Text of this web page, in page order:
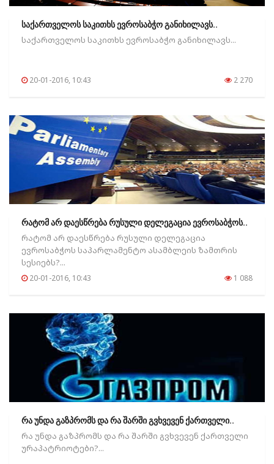
საქართველოს საკითხს ევროსაბჭო განიხილავს..
საქართველოს საკითხს ევროსაბჭო განიხილავს...
20-01-2016, 10:43 2 270
რატომ არ დაესწრება რუსული დელეგაცია ევროსაბჭოს..
რატომ არ დაესწრება რუსული დელეგაცია
ევროსაბჭოს საპარლამენტო ასამბლეის ზამთრის
სესიებს?...
20-01-2016, 10:43 1 088
რა უნდა გაზპრომს და რა შარში გვხვევენ ქართველი..
რა უნდა გაზპრომს და რა შარში გვხვევენ ქართველი
ურაპატრიოტები?...